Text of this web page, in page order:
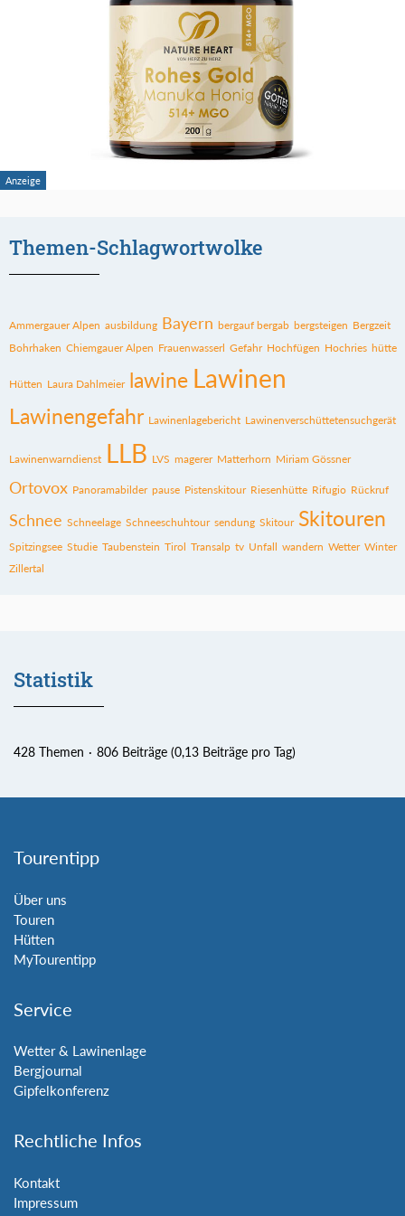
Themen-Schlagwortwolke
Ammergauer Alpen ausbildung Bayern bergauf bergab bergsteigen Bergzeit
Bohrhaken Chiemgauer Alpen Frauenwasserl Gefahr Hochfügen Hochries hütte
Hütten Laura Dahlmeier lawine Lawinen
Lawinengefahr Lawinenlagebericht Lawinenverschüttetensuchgerät
Lawinenwarndienst LLB LVS magerer Matterhorn Miriam Gössner
Ortovox Panoramabilder pause Pistenskitour Riesenhütte Rifugio Rückruf
Schnee Schneelage Schneeschuhtour sendung Skitour Skitouren
Spitzingsee Studie Taubenstein Tirol Transalp tv Unfall wandern Wetter Winter
Zillertal
Statistik
428 Themen 806 Beiträge (0,13 Beiträge pro Tag)
Tourentipp
Über uns
Touren
Hütten
MyTourentipp
Service
Wetter & Lawinenlage
Bergjournal
Gipfelkonferenz
Rechtliche Infos
Kontakt
Impressum